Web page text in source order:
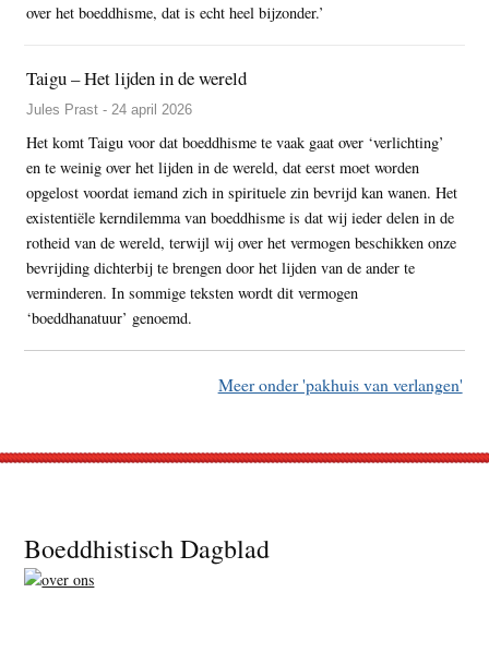
over het boeddhisme, dat is echt heel bijzonder.’
Taigu – Het lijden in de wereld
Jules Prast - 24 april 2026
Het komt Taigu voor dat boeddhisme te vaak gaat over ‘verlichting’
en te weinig over het lijden in de wereld, dat eerst moet worden
opgelost voordat iemand zich in spirituele zin bevrijd kan wanen. Het
existentiële kerndilemma van boeddhisme is dat wij ieder delen in de
rotheid van de wereld, terwijl wij over het vermogen beschikken onze
bevrijding dichterbij te brengen door het lijden van de ander te
verminderen. In sommige teksten wordt dit vermogen
‘boeddhanatuur’ genoemd.
Meer onder 'pakhuis van verlangen'
Footer
Boeddhistisch Dagblad